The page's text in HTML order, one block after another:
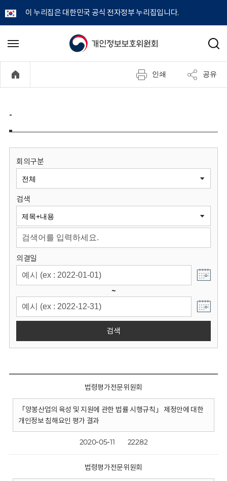
이 누리집은 대한민국 공식 전자정부 누리집입니다.
개
정
보
원
회
메
기
검
인쇄 공유
-
회의구분
검색
의결일
~
검색
법령평가전문위원회
「양봉산업의 육성 및 지원에 관한 법률 시행규칙」 제정안에 대한
개인정보 침해요인 평가 결과
2020-05-11 22282
법령평가전문위원회